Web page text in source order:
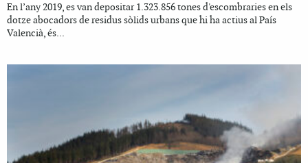
En l’any 2019, es van depositar 1.323.856 tones d'escombraries en els
dotze abocadors de residus sòlids urbans que hi ha actius al País
Valencià, és...